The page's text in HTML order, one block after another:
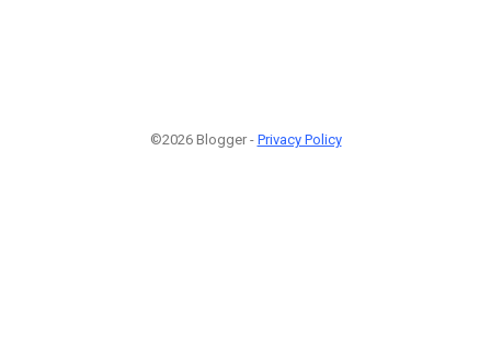
©2026 Blogger - Privacy Policy